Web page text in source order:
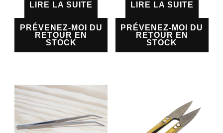
LIRE LA SUITE
PRÉVENEZ-MOI DU
RETOUR EN
STOCK
LIRE LA SUITE
PRÉVENEZ-MOI DU
RETOUR EN
STOCK